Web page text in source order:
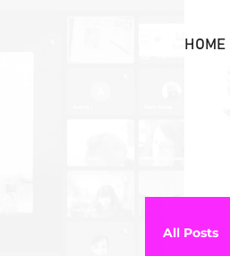
HOME
All Posts